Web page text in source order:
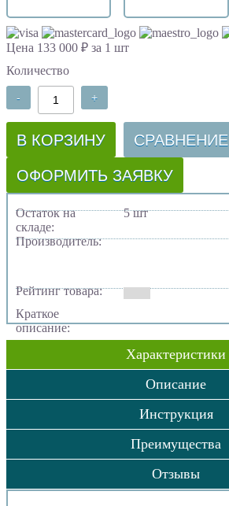
Цена 133 000 ₽ за 1 шт
Количество
- +
В КОРЗИНУ СРАВНЕНИЕ
ОФОРМИТЬ ЗАЯВКУ
Остаток на
складе:
5 шт
Производитель:
Рейтинг товара:
Краткое
описание:
Характеристики
Описание
Инструкция
Преимущества
Отзывы